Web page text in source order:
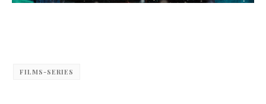
FILMS-SERIES